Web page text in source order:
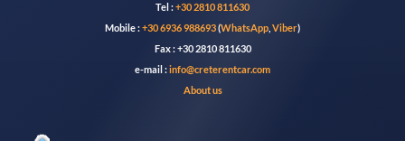
Tel :+30 2810 811630
Mobile :+30 6936 988693(WhatsApp Viber)
Fax : +30 2810 811630
e-mail :info@creterentcar.com
About us